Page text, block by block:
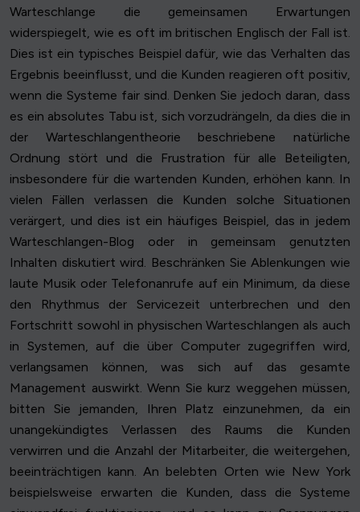
Warteschlange die gemeinsamen Erwartungen
widerspiegelt, wie es oft im britischen Englisch der Fall ist.
Dies ist ein typisches Beispiel dafür, wie das Verhalten das
Ergebnis beeinflusst, und die Kunden reagieren oft positiv,
wenn die Systeme fair sind. Denken Sie jedoch daran, dass
es ein absolutes Tabu ist, sich vorzudrängeln, da dies die in
der Warteschlangentheorie beschriebene natürliche
Ordnung stört und die Frustration für alle Beteiligten,
insbesondere für die wartenden Kunden, erhöhen kann. In
vielen Fällen verlassen die Kunden solche Situationen
verärgert, und dies ist ein häufiges Beispiel, das in jedem
Warteschlangen-Blog oder in gemeinsam genutzten
Inhalten diskutiert wird. Beschränken Sie Ablenkungen wie
laute Musik oder Telefonanrufe auf ein Minimum, da diese
den Rhythmus der Servicezeit unterbrechen und den
Fortschritt sowohl in physischen Warteschlangen als auch
in Systemen, auf die über Computer zugegriffen wird,
verlangsamen können, was sich auf das gesamte
Management auswirkt. Wenn Sie kurz weggehen müssen,
bitten Sie jemanden, Ihren Platz einzunehmen, da ein
unangekündigtes Verlassen des Raums die Kunden
verwirren und die Anzahl der Mitarbeiter, die weitergehen,
beeinträchtigen kann. An belebten Orten wie New York
beispielsweise erwarten die Kunden, dass die Systeme